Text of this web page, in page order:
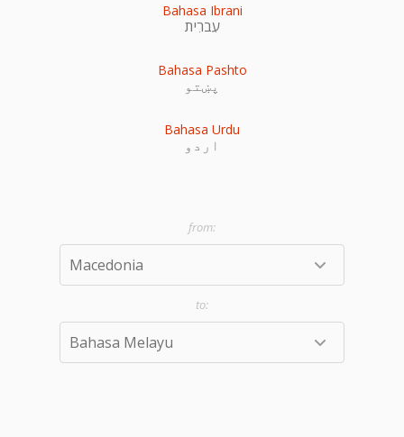
Bahasa Ibrani
עִברִית
Bahasa Pashto
پښتو
Bahasa Urdu
اردو